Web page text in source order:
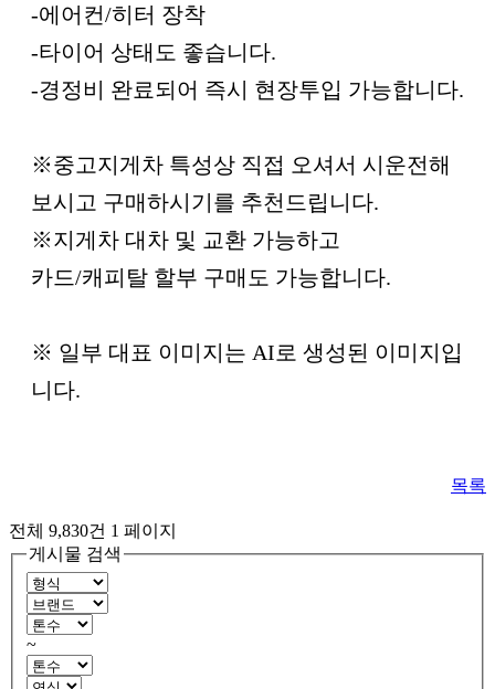
-에어컨/히터 장착
-타이어 상태도 좋습니다.
-경정비 완료되어 즉시 현장투입 가능합니다.
※중고지게차 특성상 직접 오셔서 시운전해
보시고 구매하시기를 추천드립니다.
※지게차 대차 및 교환 가능하고
카드/캐피탈 할부 구매도 가능합니다.
※ 일부 대표 이미지는 AI로 생성된 이미지입
니다.
목록
전체 9,830건 1 페이지
게시물 검색
~